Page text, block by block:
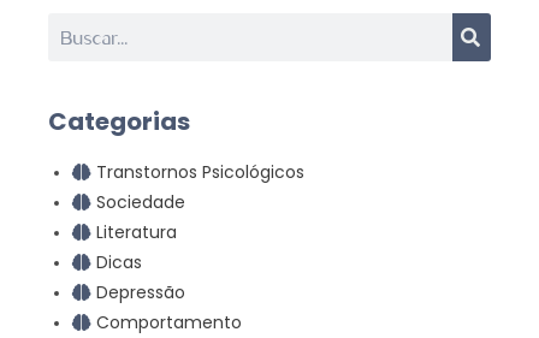
Categorias
Transtornos Psicológicos
Sociedade
Literatura
Dicas
Depressão
Comportamento